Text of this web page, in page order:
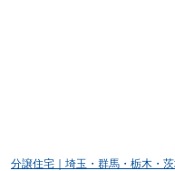
分譲住宅｜埼玉・群馬・栃木・